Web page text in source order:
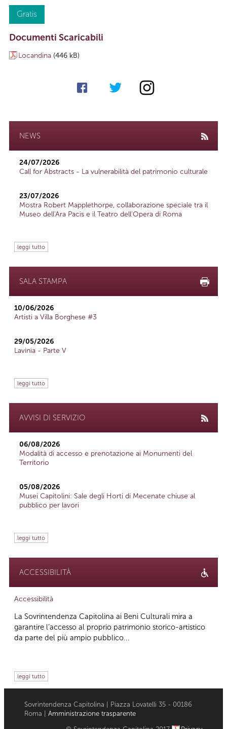
Gratis
Documenti Scaricabili
Locandina (446 kB)
NEWS
24/07/2026
Call for Abstracts - La vulnerabilità del patrimonio culturale
23/07/2026
Mostra Robert Mapplethorpe, collaborazione speciale tra il
Museo dell'Ara Pacis e il Teatro dell'Opera di Roma
leggi tutto
SALA STAMPA
10/06/2026
Artisti a Villa Borghese #3
29/05/2026
Lavinia - Parte V
leggi tutto
AVVISI DI SERVIZIO
06/08/2026
Modalità di accesso e prenotazione ai Monumenti del
Territorio
05/08/2026
Musei Capitolini: Sale degli Horti di Mecenate chiuse al
pubblico per lavori
leggi tutto
ACCESSIBILITÀ
Accessibilità
La Sovrintendenza Capitolina ai Beni Culturali mira a
garantire l’accesso al proprio patrimonio storico-artistico
da parte del più ampio pubblico...
leggi tutto
Sovrintendenza Capitolina | Piazza Lovatelli 35 - 00186
Roma | Amministrazione trasparente